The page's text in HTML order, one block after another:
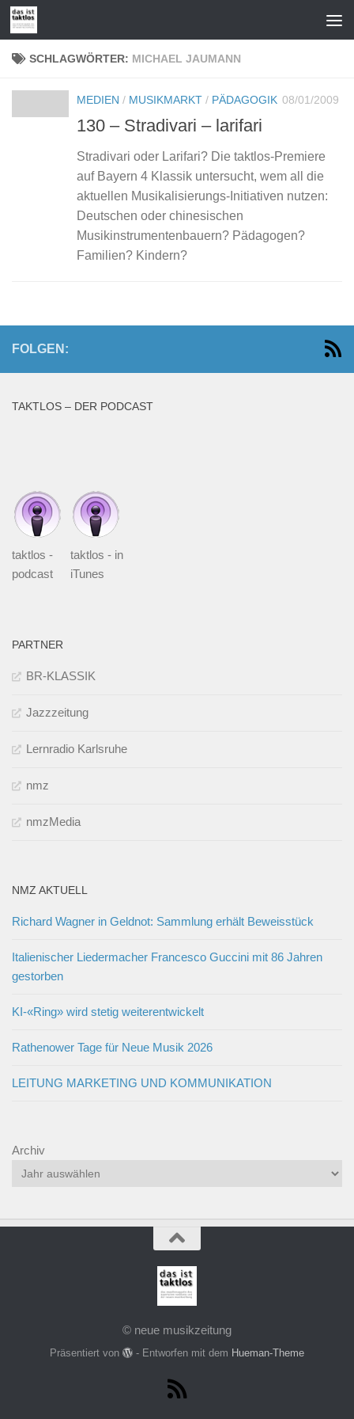
Zum Inhalt springen
SCHLAGWÖRTER: MICHAEL JAUMANN
MEDIEN / MUSIKMARKT / PÄDAGOGIK 08/01/2009
130 – Stradivari – larifari
Stradivari oder Larifari? Die taktlos-Premiere
auf Bayern 4 Klassik untersucht, wem all die
aktuellen Musikalisierungs-Initiativen nutzen:
Deutschen oder chinesischen
Musikinstrumentenbauern? Pädagogen?
Familien? Kindern?
FOLGEN:
TAKTLOS – DER PODCAST
taktlos -
podcast
taktlos - in
iTunes
PARTNER
BR-KLASSIK
Jazzzeitung
Lernradio Karlsruhe
nmz
nmzMedia
NMZ AKTUELL
Richard Wagner in Geldnot: Sammlung erhält Beweisstück
Italienischer Liedermacher Francesco Guccini mit 86 Jahren
gestorben
KI-«Ring» wird stetig weiterentwickelt
Rathenower Tage für Neue Musik 2026
LEITUNG MARKETING UND KOMMUNIKATION
Archiv
© neue musikzeitung
Präsentiert von - Entworfen mit dem Hueman-Theme